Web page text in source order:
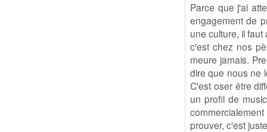
Parce que j'ai
engagement de
une culture, il
c'est chez nos
meure jamais.
dire que nous ne
C'est oser être
un profil de
prouver, c'est